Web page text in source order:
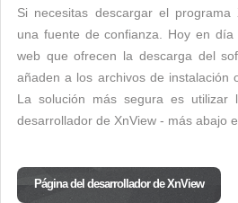
Si necesitas descargar el programa
una fuente de confianza. Hoy en día
web que ofrecen la descarga del
añaden a los archivos de instalación
La solución más segura es utilizar
desarrollador de XnView - más abajo
Página del desarrollador de XnView